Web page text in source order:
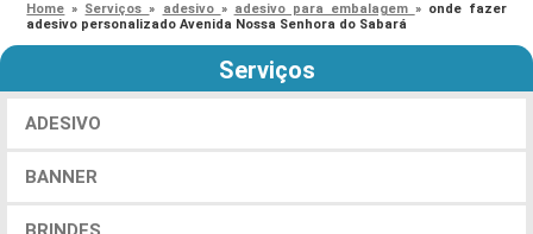
Home » Serviços» adesivo » adesivo para embalagem » onde fazer
adesivo personalizado Avenida Nossa Senhora do Sabará
Serviços
ADESIVO
BANNER